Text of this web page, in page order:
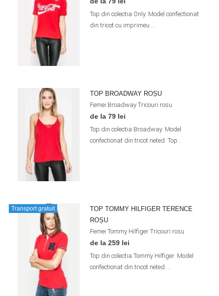
Top din colectia Only. Model confectionat
din tricot cu imprimeu....
TOP BROADWAY ROȘU
Femei Broadway Tricouri rosu
de la 79 lei
Top din colectia Broadway. Model
confectionat din tricot neted. Top...
Transport gratuit
TOP TOMMY HILFIGER TERENCE
ROȘU
Femei Tommy Hilfiger Tricouri rosu
de la 259 lei
Top din colectia Tommy Hilfiger. Model
confectionat din tricot neted....